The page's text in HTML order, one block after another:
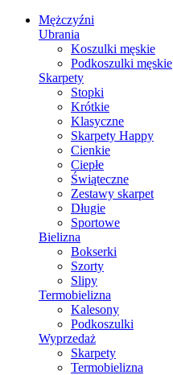
Mężczyźni
Ubrania
Koszulki męskie
Podkoszulki męskie
Skarpety
Stopki
Krótkie
Klasyczne
Skarpety Happy
Cienkie
Ciepłe
Świąteczne
Zestawy skarpet
Długie
Sportowe
Bielizna
Bokserki
Szorty
Slipy
Termobielizna
Kalesony
Podkoszulki
Wyprzedaż
Skarpety
Termobielizna